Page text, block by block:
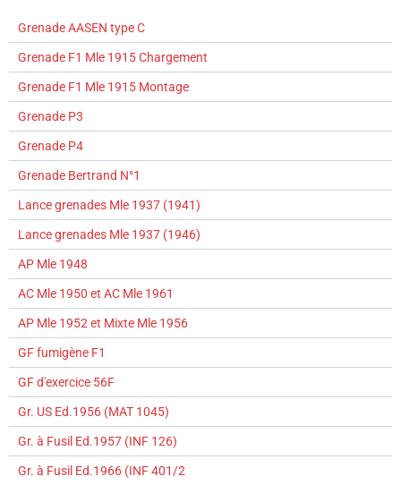
Grenade AASEN type C
Grenade F1 Mle 1915 Chargement
Grenade F1 Mle 1915 Montage
Grenade P3
Grenade P4
Grenade Bertrand N°1
Lance grenades Mle 1937 (1941)
Lance grenades Mle 1937 (1946)
AP Mle 1948
AC Mle 1950 et AC Mle 1961
AP Mle 1952 et Mixte Mle 1956
GF fumigène F1
GF d'exercice 56F
Gr. US Ed.1956 (MAT 1045)
Gr. à Fusil Ed.1957 (INF 126)
Gr. à Fusil Ed.1966 (INF 401/2